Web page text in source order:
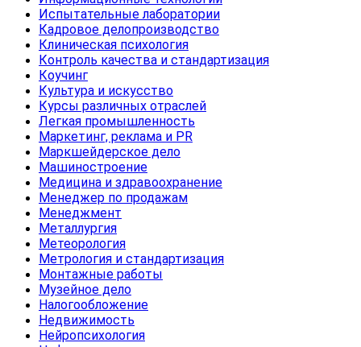
Испытательные лаборатории
Кадровое делопроизводство
Клиническая психология
Контроль качества и стандартизация
Коучинг
Культура и искусство
Курсы различных отраслей
Легкая промышленность
Маркетинг, реклама и PR
Маркшейдерское дело
Машиностроение
Медицина и здравоохранение
Менеджер по продажам
Менеджмент
Металлургия
Метеорология
Метрология и стандартизация
Монтажные работы
Музейное дело
Налогообложение
Недвижимость
Нейропсихология